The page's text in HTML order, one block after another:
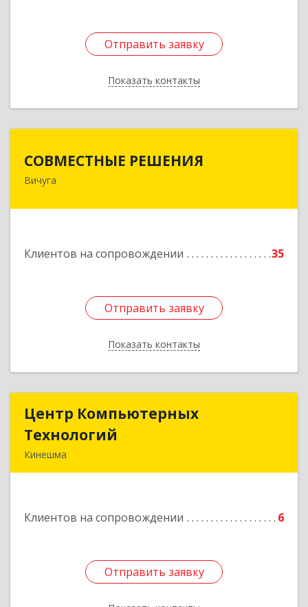
Отправить заявку
Показать контакты
Отправить заявку
Назад
СОВМЕСТНЫЕ РЕШЕНИЯ
Вичуга
Клиентов на сопровождении 35
Отправить заявку
Показать контакты
155331, Ивановская обл, Вичугский р-н, Вичуга
Отправить заявку
Назад
Центр Компьютерных
Технологий
Кинешма
Клиентов на сопровождении 6
Отправить заявку
Центр Компьютерных
Подробнее
Отправить заявку